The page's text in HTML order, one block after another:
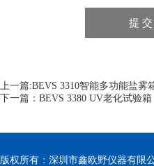
上一篇:BEVS 3310智能多功能盐雾
下一篇： BEVS 3380 UV老化试验箱
版权所有：深圳市鑫欧野仪器有限